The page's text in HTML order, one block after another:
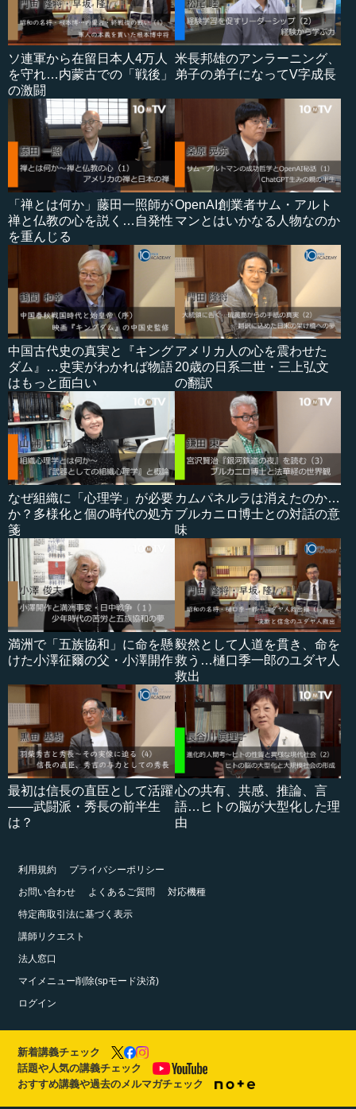
ソ連軍から在留日本人4万人
を守れ…内蒙古での「戦後」
の激闘
米長邦雄のアンラーニング、
弟子の弟子になってV字成長
「禅とは何か」藤田一照師が
禅と仏教の心を説く…自発性
を重んじる
OpenAI創業者サム・アルト
マンとはいかなる人物なのか
中国古代史の真実と『キング
ダム』…史実がわかれば物語
はもっと面白い
アメリカ人の心を震わせた
20歳の日系二世・三上弘文
の翻訳
なぜ組織に「心理学」が必要
か？多様化と個の時代の処方
箋
カムパネルラは消えたのか…
ブルカニロ博士との対話の意
味
満洲で「五族協和」に命を懸
けた小澤征爾の父・小澤開作
毅然として人道を貫き、命を
救う…樋口季一郎のユダヤ人
救出
最初は信長の直臣として活躍
――武闘派・秀長の前半生
は？
心の共有、共感、推論、言
語…ヒトの脳が大型化した理
由
利用規約
プライバシーポリシー
お問い合わせ
よくあるご質問
対応機種
特定商取引法に基づく表示
講師リクエスト
法人窓口
マイメニュー削除(spモード決済)
ログイン
新着講義チェック
話題や人気の講義チェック
おすすめ講義や過去のメルマガチェック